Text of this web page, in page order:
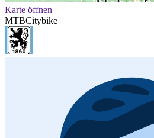
Karte öffnen
MTBCitybike